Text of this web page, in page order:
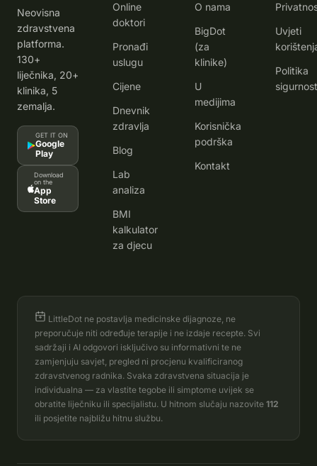
Neovisna
zdravstvena
platforma.
130+
liječnika, 20+
klinika, 5
zemalja.
GET IT ON
Google
Play
Download
on the
App
Store
Online
doktori
Pronađi
uslugu
Cijene
Dnevnik
zdravlja
Blog
Lab
analiza
BMI
kalkulator
za djecu
O nama
BigDot
(za
klinike)
U
medijima
Korisnička
podrška
Kontakt
Uvjeti
Politika
LittleDot ne postavlja medicinske dijagnoze, ne
preporučuje niti određuje terapije i ne izdaje recepte. Svi
sadržaji i AI odgovori isključivo su informativni te ne
zamjenjuju savjet, pregled ni procjenu kvalificiranog
zdravstvenog radnika. Svaka zdravstvena situacija je
individualna — za vlastite tegobe ili simptome uvijek se
obratite liječniku ili specijalistu. U hitnom slučaju nazovite 112
ili posjetite najbližu hitnu službu.